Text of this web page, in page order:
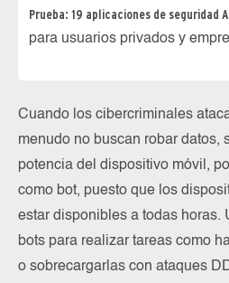
Prueba: 19 aplicaciones de seguridad
para usuarios privados y
Cuando los cibercriminales
menudo no buscan robar datos,
potencia del dispositivo móvil,
como bot, puesto que los
estar disponibles a todas horas.
bots para realizar tareas como
o sobrecargarlas con ataques